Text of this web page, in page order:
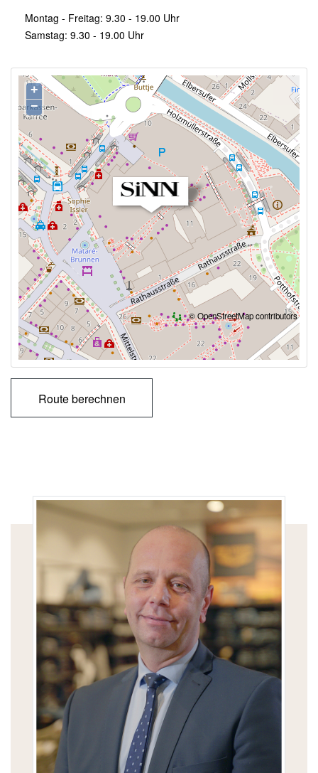
Montag - Freitag: 9.30 - 19.00 Uhr
Samstag: 9.30 - 19.00 Uhr
+
−
©OpenStreetMapcontributors
Route berechnen